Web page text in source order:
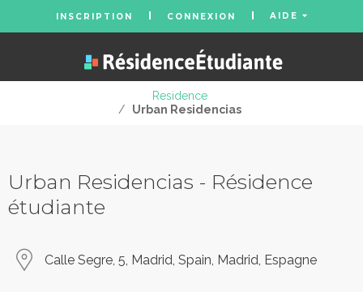
INSCRIPTION CONNEXION AIDE
Residence
/
Urban Residencias
Urban Residencias - Résidence
étudiante
Calle Segre, 5, Madrid, Spain, Madrid, Espagne